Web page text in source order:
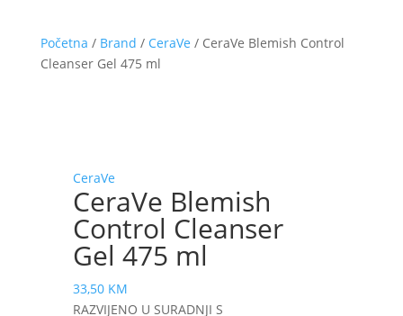
Početna / Brand / CeraVe / CeraVe Blemish Control
Cleanser Gel 475 ml
CeraVe
CeraVe Blemish
Control Cleanser
Gel 475 ml
33,50 KM
RAZVIJENO U SURADNJI S